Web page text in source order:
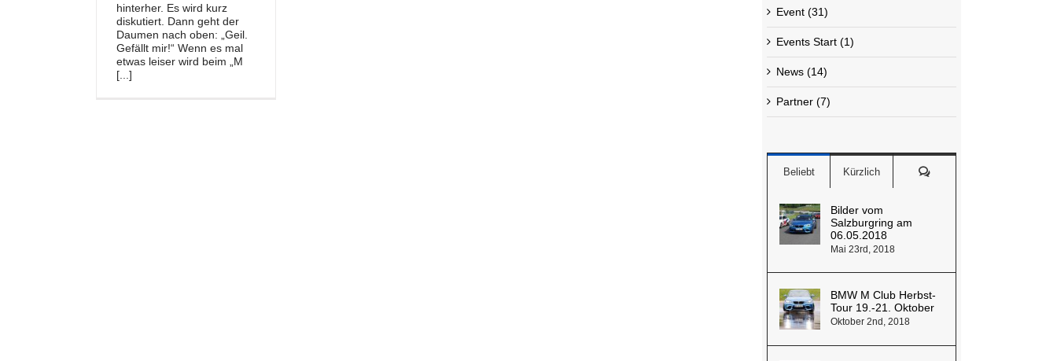
hinterher. Es wird kurz
diskutiert. Dann geht der
Daumen nach oben: „Geil.
Gefällt mir!“ Wenn es mal
etwas leiser wird beim „M
[...]
Event (31)
Events Start (1)
News (14)
Partner (7)
Beliebt Kürzlich Kommentare
Bilder vom
Salzburgring am
06.05.2018
Mai 23rd, 2018
BMW M Club Herbst-
Tour 19.-21. Oktober
Oktober 2nd, 2018